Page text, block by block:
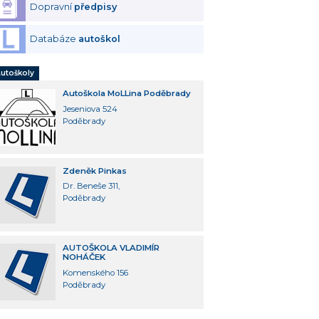
Dopravní předpisy
Databáze autoškol
Autoškola MoLLina Poděbrady
Jeseniova 524
Poděbrady
Zdeněk Pinkas
Dr. Beneše 311,
Poděbrady
AUTOŠKOLA VLADIMÍR
NOHÁČEK
Komenského 156
Poděbrady